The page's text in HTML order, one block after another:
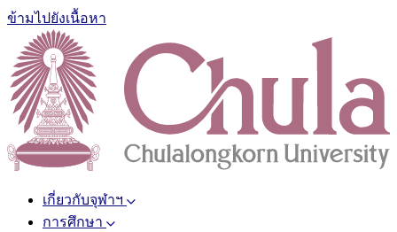
ข้ามไปยังเนื้อหา
เกี่ยวกับจุฬาฯ
การศึกษา